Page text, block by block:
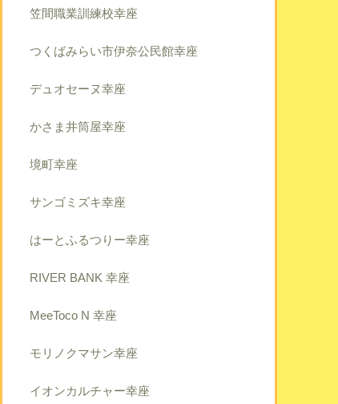
笠間職業訓練校幸座
つくばみらい市伊奈公民館幸座
デュオセーヌ幸座
かさま井筒屋幸座
境町幸座
サンゴミズキ幸座
はーとふるつりー幸座
RIVER BANK 幸座
MeeToco N 幸座
モリノクマサン幸座
イオンカルチャー幸座